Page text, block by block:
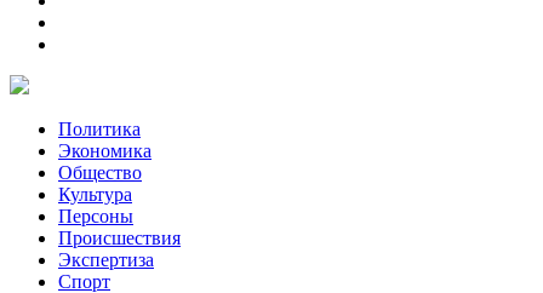
Политика
Экономика
Общество
Культура
Персоны
Происшествия
Экспертиза
Спорт